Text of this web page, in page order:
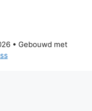
• Gebouwd met